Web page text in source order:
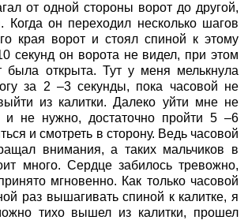
от одной стороны ворот до другой,
Когда он переходил несколько шагов
края ворот и стоял спиной к этому
секунд он ворота не видел, при этом
была открыта. Тут у меня мелькнула
за 2 –3 секунды, пока часовой не
из калитки. Далеко уйти мне не
и не нужно, достаточно пройти 5 –6
и смотреть в сторону. Ведь часовой
внимания, а таких мальчиков в
много. Сердце забилось тревожно,
мгновенно. Как только часовой
раз вышагивать спиной к калитке, я
тихо вышел из калитки, прошел